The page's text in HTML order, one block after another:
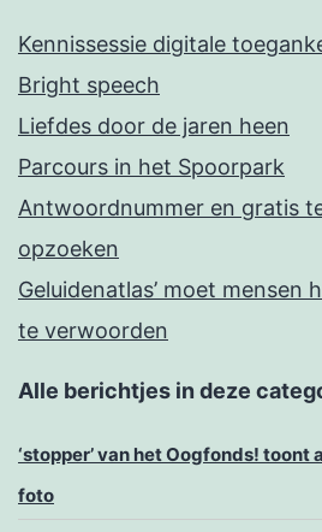
Kennissessie digitale
Bright speech
Liefdes door de jaren heen
Parcours in het Spoorpark
Antwoordnummer en gratis
opzoeken
Geluidenatlas’ moet mensen
te verwoorden
Alle berichtjes in deze
‘stopper’ van het Oogfonds!
foto